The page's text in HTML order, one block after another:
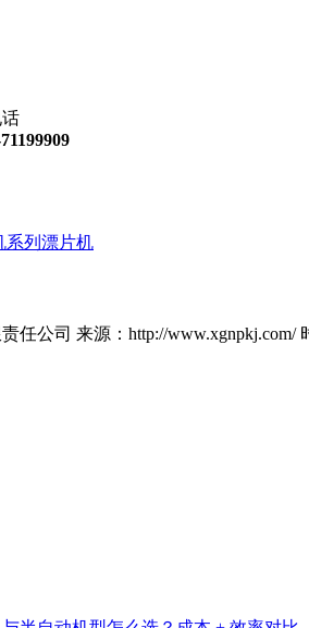
列 漂片机
任公司 来源：http://www.xgnpkj.com/